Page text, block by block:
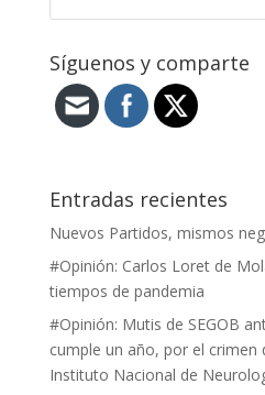
Síguenos y comparte
Entradas recientes
Nuevos Partidos, mismos
#Opinión: Carlos Loret de
tiempos de pandemia
#Opinión: Mutis de SEGOB
cumple un año, por el crimen
Instituto Nacional de